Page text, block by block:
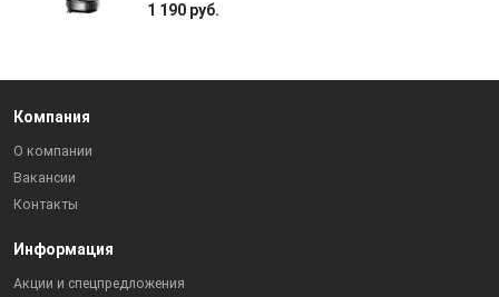
1 190 руб.
Компания
О компании
Вакансии
Контакты
Информация
Акции и спецпредложения